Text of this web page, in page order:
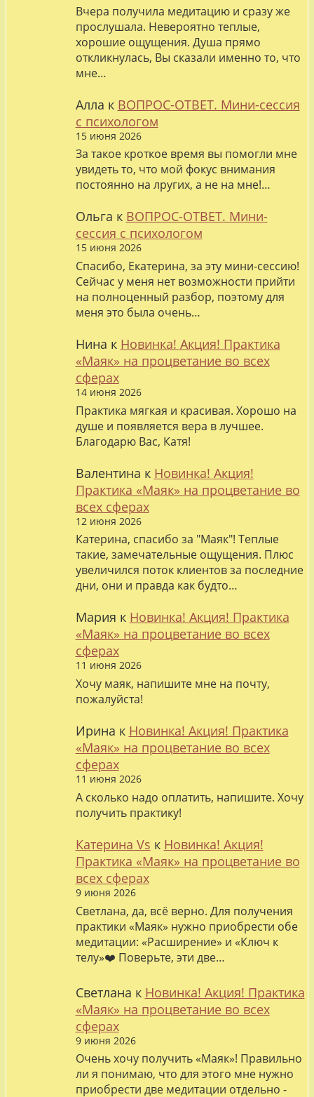
Вчера получила медитацию и сразу же
прослушала. Невероятно теплые,
хорошие ощущения. Душа прямо
откликнулась, Вы сказали именно то, что
мне…
Алла к ВОПРОС-ОТВЕТ. Мини-сессия
с психологом
15 июня 2026
За такое кроткое время вы помогли мне
увидеть то, что мой фокус внимания
постоянно на лругих, а не на мне!…
Ольга к ВОПРОС-ОТВЕТ. Мини-
сессия с психологом
15 июня 2026
Спасибо, Екатерина, за эту мини-сессию!
Сейчас у меня нет возможности прийти
на полноценный разбор, поэтому для
меня это была очень…
Нина к Новинка! Акция! Практика
«Маяк» на процветание во всех
сферах
14 июня 2026
Практика мягкая и красивая. Хорошо на
душе и появляется вера в лучшее.
Благодарю Вас, Катя!
Валентина к Новинка! Акция!
Практика «Маяк» на процветание во
всех сферах
12 июня 2026
Катерина, спасибо за "Маяк"! Теплые
такие, замечательные ощущения. Плюс
увеличился поток клиентов за последние
дни, они и правда как будто…
Мария к Новинка! Акция! Практика
«Маяк» на процветание во всех
сферах
11 июня 2026
Хочу маяк, напишите мне на почту,
пожалуйста!
Ирина к Новинка! Акция! Практика
«Маяк» на процветание во всех
сферах
11 июня 2026
А сколько надо оплатить, напишите. Хочу
получить практику!
Катерина Vs к Новинка! Акция!
Практика «Маяк» на процветание во
всех сферах
9 июня 2026
Светлана, да, всё верно. Для получения
практики «Маяк» нужно приобрести обе
медитации: «Расширение» и «Ключ к
телу»❤️ Поверьте, эти две…
Светлана к Новинка! Акция! Практика
«Маяк» на процветание во всех
сферах
9 июня 2026
Очень хочу получить «Маяк»! Правильно
ли я понимаю, что для этого мне нужно
приобрести две медитации отдельно -